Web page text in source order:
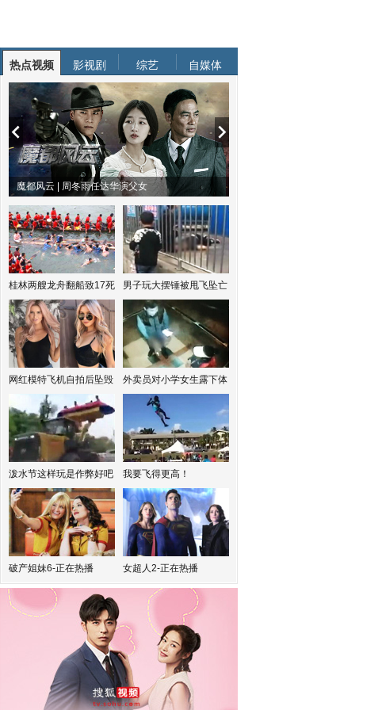
热点视频 影视剧 综艺 自媒体
魔都风云 | 周冬雨任达华演父女
桂林两艘龙舟翻船致17死 男子玩大摆锤被甩飞坠亡
网红模特飞机自拍后坠毁 外卖员对小学女生露下体
泼水节这样玩是作弊好吧 我要飞得更高！
破产姐妹6-正在热播 女超人2-正在热播